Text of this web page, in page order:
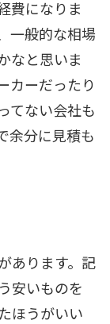
費になりま
一般的な相場
なと思いま
カーだったり
てない会社も
余分に見積も
あります。記
安いものを
ほうがいい